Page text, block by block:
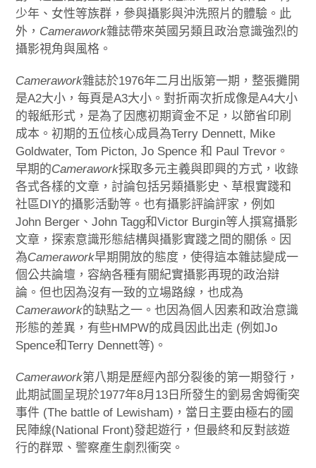
少年、女性等族群，參與攝影與沖洗照片的體驗。此
外， Camerawork雜誌帶來英國另類且政治意識強烈的
攝影視角與風格。
Camerawork雜誌於1976年二月出版第一期，整張攤開
是A2大小，每頁是A3大小。對折兩次折成像是A4大小
的報紙形式，是為了因應初期資金不足，以節省印刷
成本。初期的五位核心成員為Terry Dennett, Mike
Goldwater, Tom Picton, Jo Spence 和 Paul Trevor。
早期的Camerawork採取多元主義與即興的方式，收錄
各式各樣的文章，討論包括另類攝影史、草根實踐和
社區DIY的攝影活動等。也有攝影評論評家，例如
John Berger、John Tagg和Victor Burgin等人撰寫攝影
文章，探索意識形態結構與攝影實踐之間的關係。因
為Camerawork早期開放的態度，使得這本雜誌變成一
個公共論壇，容納各種有關紀實攝影再現的政治辯
論。但也因為沒有一致的立場路線，也成為
Camerawork的缺點之一。也因為個人因素和政治意識
形態的差異，有些HMPW的成員因此出走 (例如Jo
Spence和Terry Dennett等)。
Camerawork第八期是歷經內部分裂後的第一期發行，
此期試圖呈現於1977年8月13日所發生的劉易舍姆衝突
事件 (The battle of Lewisham)，當日主要由極右的國
民陣線(National Front)發起遊行，但最終和反對該遊
行的群眾、警察產生劇烈衝突。